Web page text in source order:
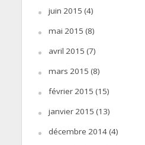
juin 2015 (4)
mai 2015 (8)
avril 2015 (7)
mars 2015 (8)
février 2015 (15)
janvier 2015 (13)
décembre 2014(4)